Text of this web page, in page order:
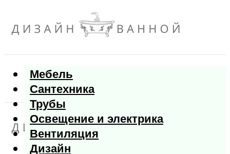
Мебель
Сантехника
Трубы
Освещение и электрика
Вентиляция
Дизайн